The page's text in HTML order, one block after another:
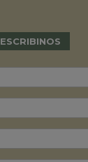
ESCRIBINOS